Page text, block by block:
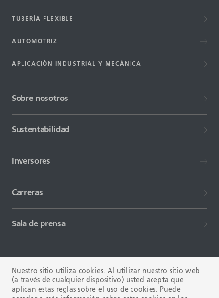
TUBERÍA FLEXIBLE
AUTOMOTRIZ
APLICACIÓN INDUSTRIAL Y MECÁNICA
Sobre nosotros
Sustentabilidad
Inversores
Carreras
Sala de prensa
Nuestro sitio utiliza cookies. Al utilizar nuestro sitio web
(a través de cualquier dispositivo) usted acepta que
aplican estas reglas sobre el uso de cookies. Puede